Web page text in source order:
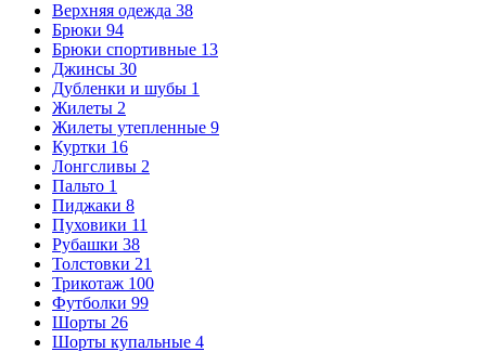
Верхняя одежда 38
Брюки 94
Брюки спортивные 13
Джинсы 30
Дубленки и шубы 1
Жилеты 2
Жилеты утепленные 9
Куртки 16
Лонгсливы 2
Пальто 1
Пиджаки 8
Пуховики 11
Рубашки 38
Толстовки 21
Трикотаж 100
Футболки 99
Шорты 26
Шорты купальные 4